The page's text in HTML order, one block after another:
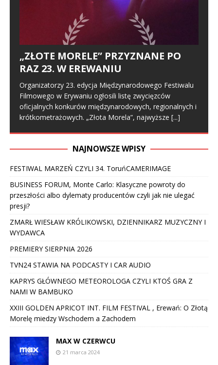
„ZŁOTE MORELE” PRZYZNANE PO
RAZ 23. W EREWANIU
Organizatorzy 23. edycja Międzynarodowego Festiwalu
Filmowego w Erywaniu ogłosili listę zwycięzców
oficjalnych konkurów międzynarodowych, regionalnych i
krótkometrażowych. „Złota Morela”, najwyższe [...]
NAJNOWSZE WPISY
FESTIWAL MARZEŃ CZYLI 34. ToruńCAMERIMAGE
BUSINESS FORUM, Monte Carlo: Klasyczne powroty do
przeszłości albo dylematy producentów czyli jak nie ulegać
presji?
ZMARŁ WIESŁAW KRÓLIKOWSKI, DZIENNIKARZ MUZYCZNY I
WYDAWCA
PREMIERY SIERPNIA 2026
TVN24 STAWIA NA PODCASTY I CAR AUDIO
KAPRYS GŁÓWNEGO METEOROLOGA CZYLI KTOŚ GRA Z
NAMI W BAMBUKO
XXIII GOLDEN APRICOT INT. FILM FESTIVAL , Erewań: O Złotą
Morelę miedzy Wschodem a Zachodem
MAX W CZERWCU
21 marca 2024